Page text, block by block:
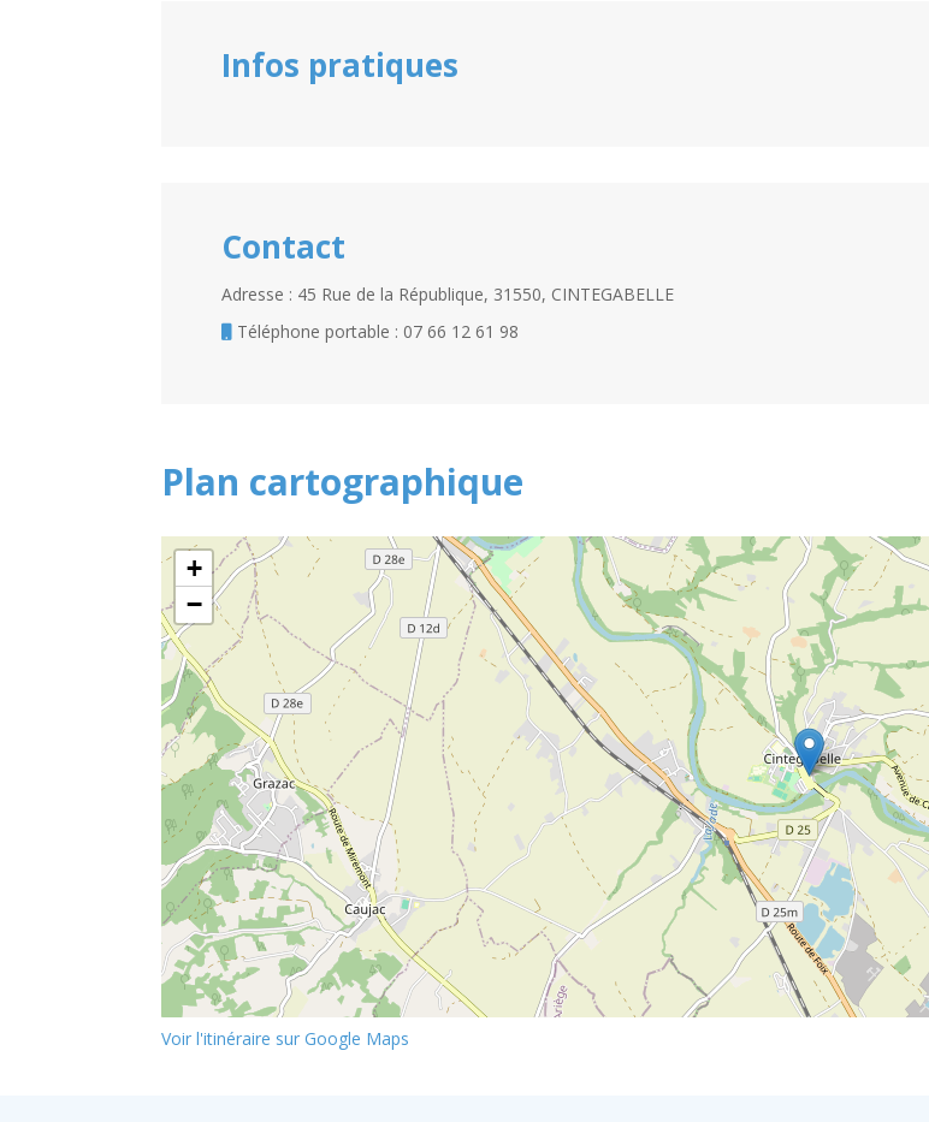
Infos pratiques
Contact
Adresse : 45 Rue de la République, 31550, CINTEGABELLE
Téléphone portable : 07 66 12 61 98
Plan cartographique
+
−
Voir l'itinéraire sur Google Maps